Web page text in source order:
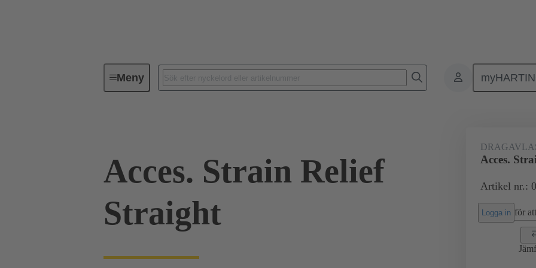
MenyIndustriella kontaktdon / Han® Tillbehör Övriga
Acces. Strain Relief
Straight
Acces.
Artikel nr.:
Logga in för